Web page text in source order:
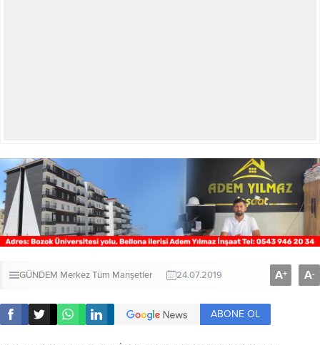
GÜNDEM MerkezTüm Manşetler 24.07.2019 A+ A-
ABONE OL